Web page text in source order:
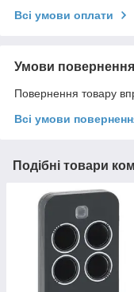
Всі умови оплати
Умови повернення
Повернення товару
Всі умови
Подібні товари